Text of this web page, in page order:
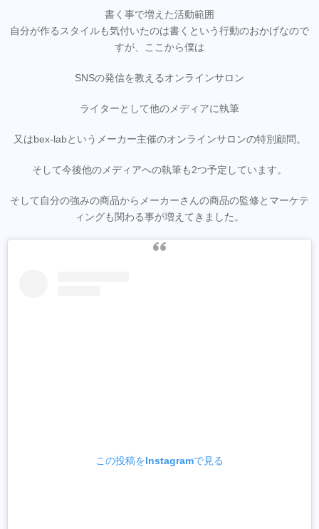
書く事で増えた活動範囲
自分が作るスタイルも気付いたのは書くという行動のおかげなので
すが、ここから僕は
SNSの発信を教えるオンラインサロン
ライターとして他のメディアに執筆
又はbex-labというメーカー主催のオンラインサロンの特別顧問。
そして今後他のメディアへの執筆も2つ予定しています。
そして自分の強みの商品からメーカーさんの商品の監修とマーケテ
ィングも関わる事が増えてきました。
この投稿をInstagramで見る